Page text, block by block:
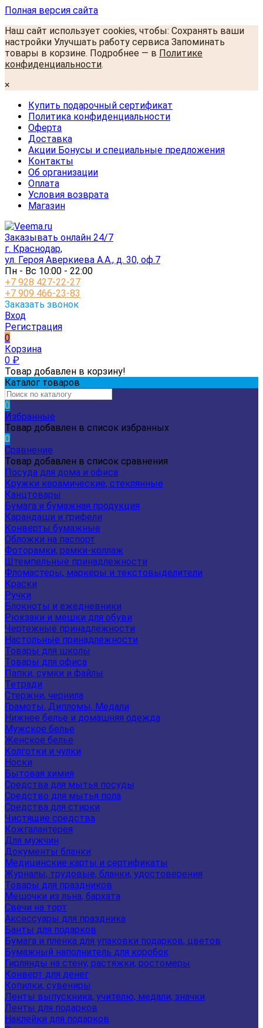
Полная версия сайта
Наш сайт использует cookies, чтобы: Сохранять ваши
настройки Улучшать работу сервиса Запоминать
товары в корзине. Подробнее — в Политике
конфиденциальности.
×
Купить подарочный сертификат
Политика конфиденциальности
Оферта
Доставка
Акции Бонусы и специальные предложения
Контакты
Об организации
Оплата
Условия возврата
Магазин
Заказывать онлайн 24/7
г. Краснодар,
ул. Героя Аверкиева А.А., д. 30, оф.7
Пн - Вс 10:00 - 22:00
+7 928 427-22-27
+7 909 466-23-83
Заказать звонок
Вход
Регистрация
0
Корзина
0 ₽
Товар добавлен в корзину!
Каталог товаров
0
Избранные
Товар добавлен в список избранных
0
Сравнение
Товар добавлен в список сравнения
Посуда для дома и офиса
Кружки керамические, стеклянные
Канцтовары
Бумага и бумажная продукция
Карандаши и грифели
Конверты бумажные
Обложки на паспорт
Фоторамки, рамки-коллаж
Штемпельные принадлежности
Фломастеры, маркеры и текстовыделители
Краски
Ручки
Блокноты и ежедневники
Рюкзаки и мешки для обуви
Чертежные принадлежности
Настольные принадлежности
Товары для школы
Товары для офиса
Папки, сумки и файлы
Тетради
Стержни, чернила
Грамоты, Дипломы, Медали
Нижнее белье и домашняя одежда
Мужское белье
Женское белье
Колготки и чулки
Носки
Бытовая химия
Средства для мытья посуды
Средство для мытья пола
Средства для стирки
Чистящие средства
Кожгалантерея
Для мужчин
Документы бланки
Медицинские карты и сертификаты
Журналы, трудовые, бланки, удостоверения
Товары для праздников
Мешочки из льна, бархата
Свечи на торт
Аксессуары для праздника
Банты для подарков
Бумага и пленка для упаковки подарков, цветов
Бумажный наполнитель для коробок
Гирлянды на стену, растяжки, ростомеры
Конверт для денег
Копилки, сувениры
Ленты выпускника, учителю, медали, значки
Ленты для подарков
Наклейки для подарков